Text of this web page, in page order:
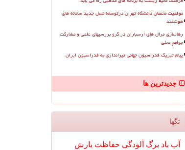
موفقیت محققان دانشگاه تهران درتوسعه نسل جدید سامانه های
هوشمند
رهاسازی مرال های ارسباران در گرو بررسیهای علمی و مشارکت
جوامع محلی
پیام تبریک فدراسیون جهانی تیراندازی به فدراسیون ایران
جدیدترین ها
تگها
آب باد برگ آلودگی حفاظت بارش